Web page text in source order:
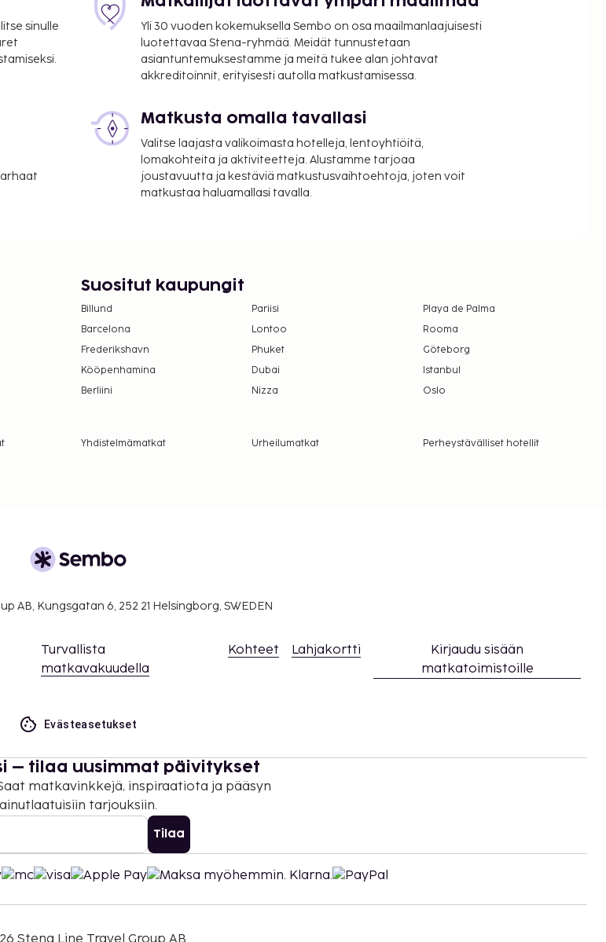
sinulle
Yli 30 vuoden kokemuksella Sembo on osa maailmanlaajuisesti
luotettavaa Stena-ryhmää. Meidät tunnustetaan
asiantuntemuksestamme ja meitä tukee alan johtavat
akkreditoinnit, erityisesti autolla matkustamisessa.
Matkusta omalla tavallasi
Valitse laajasta valikoimasta hotelleja, lentoyhtiöitä,
lomakohteita ja aktiviteetteja. Alustamme tarjoaa
joustavuutta ja kestäviä matkustusvaihtoehtoja, joten voit
matkustaa haluamallasi tavalla.
Suositut kaupungit
Billund Pariisi
Playa de Palma
Barcelona
Lontoo
Rooma
Frederikshavn
Phuket
Göteborg
Kööpenhamina
Dubai
Istanbul
Berliini
Nizza Oslo
Yhdistelmämatkat Urheilumatkat
Perheystävälliset hotellit
AB, Kungsgatan 6, 252 21 Helsingborg, SWEDEN
Turvallista
matkavakuudella
Kohteet Lahjakortti
Kirjaudu sisään
matkatoimistoille
Evästeasetukset
– tilaa uusimmat päivitykset
matkavinkkejä, inspiraatiota ja pääsyn
ainutlaatuisiin tarjouksiin.
Tilaa